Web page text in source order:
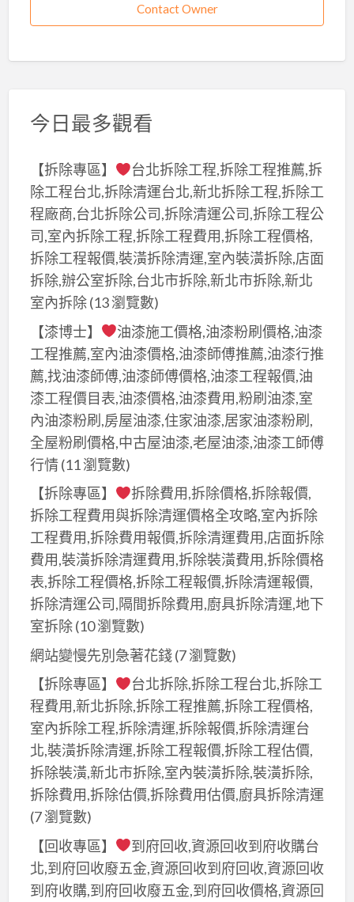
Contact Owner
今日最多觀看
【拆除專區】
台北拆除工程,拆除工程推薦,拆
除工程台北,拆除清運台北,新北拆除工程,拆除工
程廠商,台北拆除公司,拆除清運公司,拆除工程公
司,室內拆除工程,拆除工程費用,拆除工程價格,
拆除工程報價,裝潢拆除清運,室內裝潢拆除,店面
拆除,辦公室拆除,台北市拆除,新北市拆除,新北
室內拆除(13 瀏覽數)
【漆博士】
油漆施工價格,油漆粉刷價格,油漆
工程推薦,室內油漆價格,油漆師傅推薦,油漆行推
薦,找油漆師傅,油漆師傅價格,油漆工程報價,油
漆工程價目表,油漆價格,油漆費用,粉刷油漆,室
內油漆粉刷,房屋油漆,住家油漆,居家油漆粉刷,
全屋粉刷價格,中古屋油漆,老屋油漆,油漆工師傅
行情(11 瀏覽數)
【拆除專區】
拆除費用,拆除價格,拆除報價,
拆除工程費用與拆除清運價格全攻略,室內拆除
工程費用,拆除費用報價,拆除清運費用,店面拆除
費用,裝潢拆除清運費用,拆除裝潢費用,拆除價格
表,拆除工程價格,拆除工程報價,拆除清運報價,
拆除清運公司,隔間拆除費用,廚具拆除清運,地下
室拆除(10 瀏覽數)
網站變慢先別急著花錢(7 瀏覽數)
【拆除專區】
台北拆除,拆除工程台北,拆除工
程費用,新北拆除,拆除工程推薦,拆除工程價格,
室內拆除工程,拆除清運,拆除報價,拆除清運台
北,裝潢拆除清運,拆除工程報價,拆除工程估價,
拆除裝潢,新北市拆除,室內裝潢拆除,裝潢拆除,
拆除費用,拆除估價,拆除費用估價,廚具拆除清運
(7 瀏覽數)
【回收專區】
到府回收,資源回收到府收購台
北,到府回收廢五金,資源回收到府回收,資源回收
到府收購,到府回收廢五金,到府回收價格,資源回